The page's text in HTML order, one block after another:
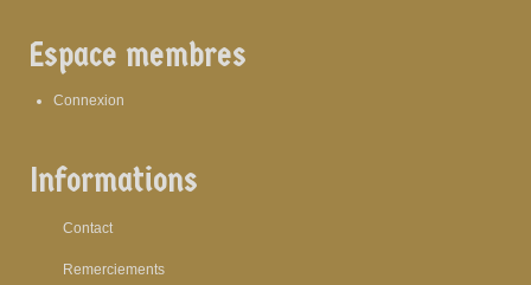
Espace membres
Connexion
Informations
Contact
Remerciements